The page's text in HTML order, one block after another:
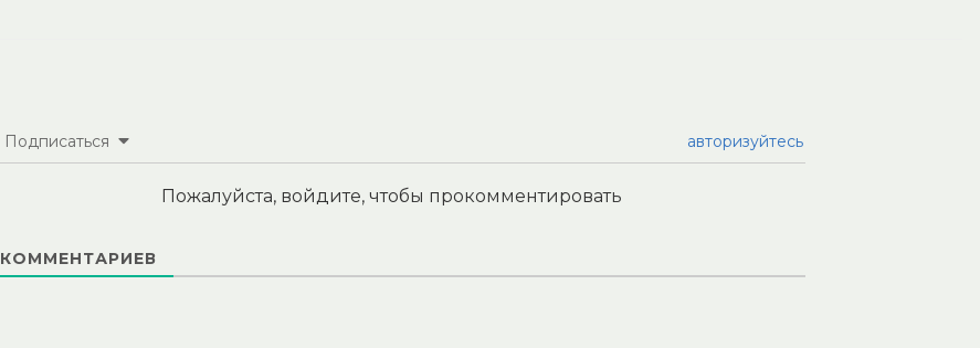
Подписаться авторизуйтесь
Пожалуйста, войдите, чтобы прокомментировать
КОММЕНТАРИЕВ